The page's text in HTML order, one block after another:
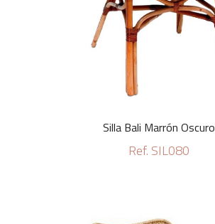
Silla Bali Marrón Oscuro
Ref. SIL080